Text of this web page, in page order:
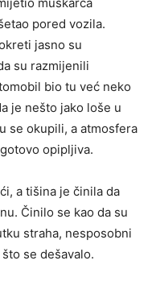
pored vozila.
jasno su
su razmijenili
bio tu već neko
je nešto jako loše u
se okupili, a atmosfera
opipljiva.
a tišina je činila da
Činilo se kao da su
straha, nesposobni
se dešavalo.